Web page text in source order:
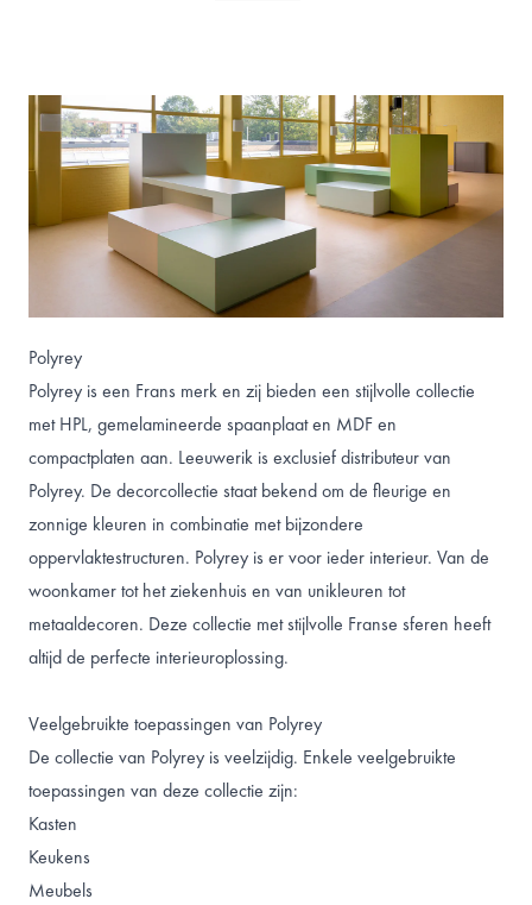
Polyrey
Polyrey is een Frans merk en zij bieden een stijlvolle collectie
met HPL, gemelamineerde spaanplaat en MDF en
compactplaten aan. Leeuwerik is exclusief distributeur van
Polyrey. De decorcollectie staat bekend om de fleurige en
zonnige kleuren in combinatie met bijzondere
oppervlaktestructuren. Polyrey is er voor ieder interieur. Van de
woonkamer tot het ziekenhuis en van unikleuren tot
metaaldecoren. Deze collectie met stijlvolle Franse sferen heeft
altijd de perfecte interieuroplossing.
Veelgebruikte toepassingen van Polyrey
De collectie van Polyrey is veelzijdig. Enkele veelgebruikte
toepassingen van deze collectie zijn:
Kasten
Keukens
Meubels